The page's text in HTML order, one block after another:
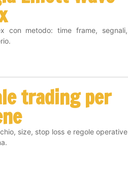
con metodo: time frame, segnali,
trading per
size, stop loss e regole operative